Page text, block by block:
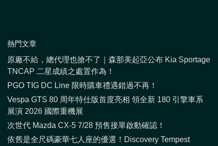
熱門文章
原廠不給，總代理也搶不了｜森那美起亞公布 Kia Sportage
TNCAP 二星成績之處置作為！
PGO TIG DC Line 限時購車禮遇錯過不再！
Vespa GTS 80 周年特仕版首度亮相 領全新 180 引擎車系
展演 2026 國際重機展
次世代 Mazda CX-5 7/28 預售接單啟動確認！
依舊是全尺碼豪華七人座的優選！Discovery Tempest